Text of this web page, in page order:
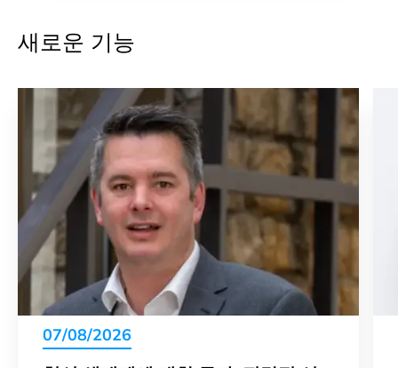
새로운 기능
07/08/2026